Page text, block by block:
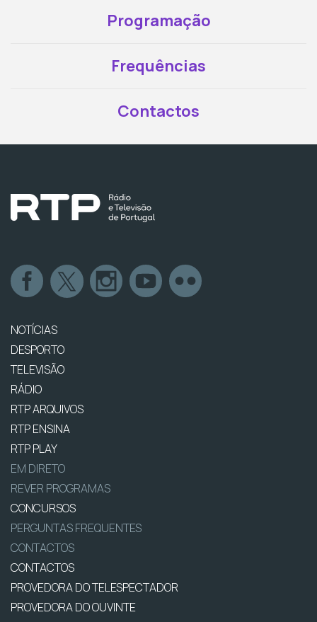
Programação
Frequências
Contactos
NOTÍCIAS
DESPORTO
TELEVISÃO
RÁDIO
RTP ARQUIVOS
RTP ENSINA
RTP PLAY
EM DIRETO
REVER PROGRAMAS
CONCURSOS
PERGUNTAS FREQUENTES
CONTACTOS
CONTACTOS
PROVEDORA DO TELESPECTADOR
PROVEDORA DO OUVINTE